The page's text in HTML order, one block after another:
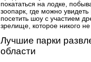
покататься на лодке,
зоопарк, где можно
посетить шоу с участием
зрелище, которое никого
Лучшие парки
области